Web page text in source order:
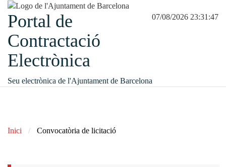
07/08/2026 23:31:47
Portal de
Contractació
Electrònica
Seu electrònica de l'Ajuntament de Barcelona
Inici Convocatòria de licitació